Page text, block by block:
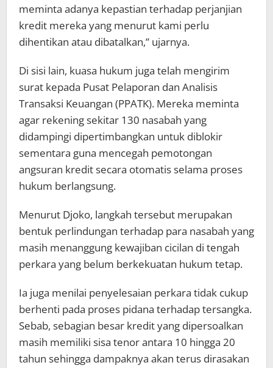
meminta adanya kepastian terhadap perjanjian
kredit mereka yang menurut kami perlu
dihentikan atau dibatalkan,” ujarnya.
Di sisi lain, kuasa hukum juga telah mengirim
surat kepada Pusat Pelaporan dan Analisis
Transaksi Keuangan (PPATK). Mereka meminta
agar rekening sekitar 130 nasabah yang
didampingi dipertimbangkan untuk diblokir
sementara guna mencegah pemotongan
angsuran kredit secara otomatis selama proses
hukum berlangsung.
Menurut Djoko, langkah tersebut merupakan
bentuk perlindungan terhadap para nasabah yang
masih menanggung kewajiban cicilan di tengah
perkara yang belum berkekuatan hukum tetap.
Ia juga menilai penyelesaian perkara tidak cukup
berhenti pada proses pidana terhadap tersangka.
Sebab, sebagian besar kredit yang dipersoalkan
masih memiliki sisa tenor antara 10 hingga 20
tahun sehingga dampaknya akan terus dirasakan